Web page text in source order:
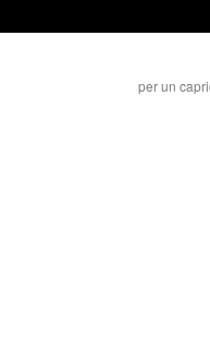
per un